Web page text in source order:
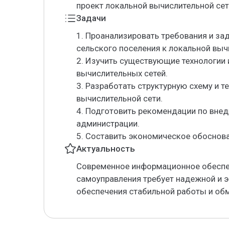
проект локальной вычислительной
Задачи
1. Проанализировать требования и
сельского поселения к локальной
2. Изучить существующие
вычислительных сетей.
3. Разработать структурную схему и
вычислительной сети.
4. Подготовить рекомендации по
администрации.
5. Составить экономическое
Актуальность
Современное информационное
самоуправления требует надежной и
обеспечения стабильной работы и